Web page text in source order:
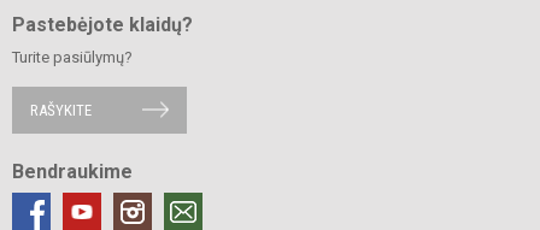
Pastebėjote klaidų?
Turite pasiūlymų?
RAŠYKITE
Bendraukime